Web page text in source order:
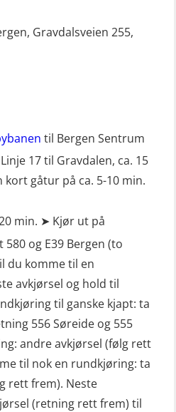
grunnkurs
fall FF48 repetisjon
m/E-læring
m/E-læring
(OSEBLE007)
m/E-læring
(OSEBLE004)
m/E-læring
(OSEBLE005)
livbåt –
repetisjon
for
fartstid 66 t
for
uten fartstid 66 t
for ansatte på
(LBS100)
sikringsplikter
– Webinar (LSP103)
(ORC104)
sikkerhetsopplæring
(MBS100)
Gravdalsveien 255,
til Bergen Sentrum
17 til Gravdalen, ca. 15
kort gåtur på ca. 5-10 min.
min. ➤ Kjør ut på
og E39 Bergen (to
du komme til en
avkjørsel og hold til
til ganske kjapt: ta
556 Søreide og 555
andre avkjørsel (følg rett
til nok en rundkjøring: ta
rett frem). Neste
(retning rett frem) til